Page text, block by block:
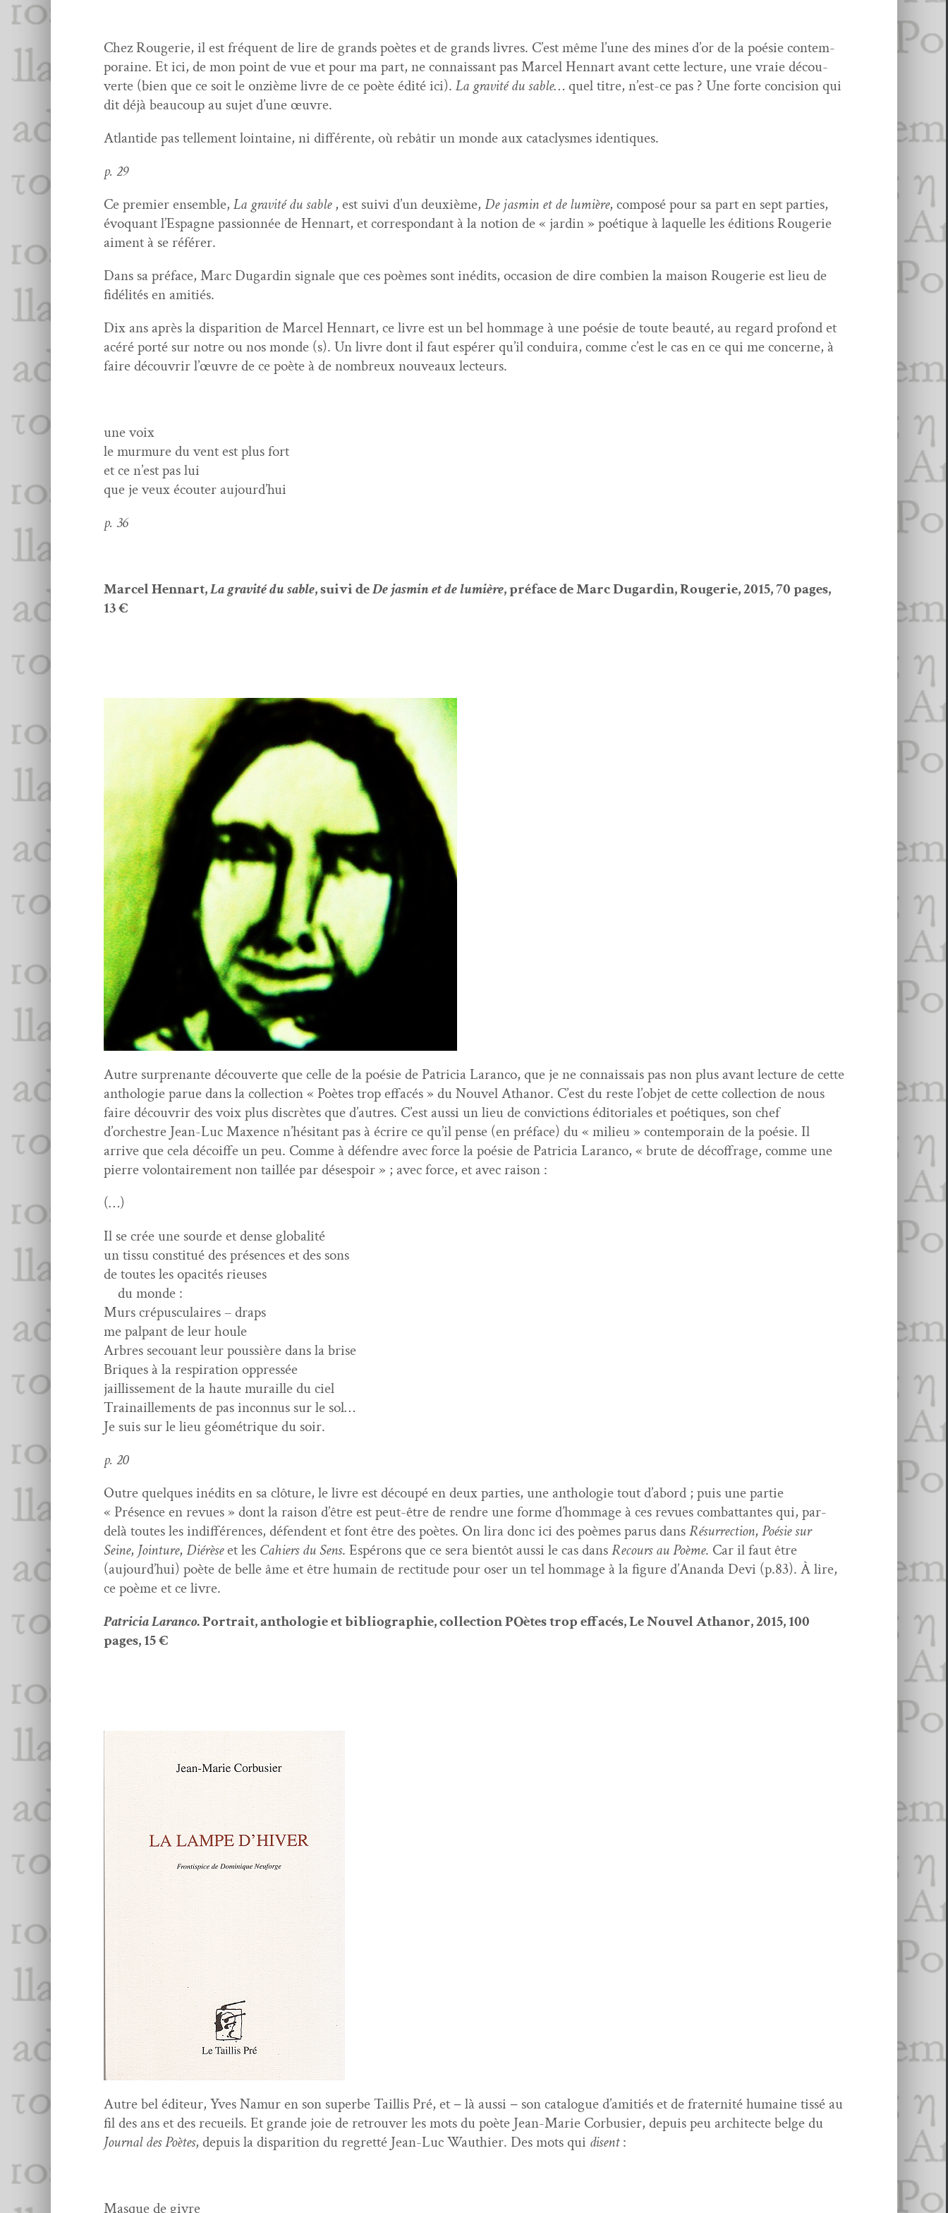
Chez Rougerie, il est fréquent de lire de grands poètes et de grands livres. C’est même l’une des mines d’or de la poésie con­tem­
po­raine. Et ici, de mon point de vue et pour ma part, ne con­nais­sant pas Mar­cel Hen­nart avant cette lec­ture, une vraie décou­
verte (bien que ce soit le onz­ième livre de ce poète édité ici). La grav­ité du sable… quel titre, n’est-ce pas ? Une forte con­ci­sion qui
dit déjà beau­coup au sujet d’une œuvre.
Atlantide pas telle­ment loin­taine, ni dif­férente, où rebâtir un monde aux cat­a­clysmes identiques.
p. 29
Ce pre­mier ensem­ble, La grav­ité du sable, est suivi d’un deux­ième, De jas­min et de lumière, com­posé pour sa part en sept par­ties,
évo­quant l’Espagne pas­sion­née de Hen­nart, et cor­re­spon­dant à la notion de « jardin » poé­tique à laque­lle les édi­tions Rougerie
aiment à se référer.
Dans sa pré­face, Marc Dugardin sig­nale que ces poèmes sont inédits, occa­sion de dire com­bi­en la mai­son Rougerie est lieu de
fidél­ités en amitiés.
Dix ans après la dis­pari­tion de Mar­cel Hen­nart, ce livre est un bel hom­mage à une poésie de toute beauté, au regard pro­fond et
acéré porté sur notre ou nos monde (s). Un livre dont il faut espér­er qu’il con­duira, comme c’est le cas en ce qui me con­cerne, à
faire décou­vrir l’œuvre de ce poète à de nom­breux nou­veaux lecteurs.
une voix
le mur­mure du vent est plus fort
et ce n’est pas lui
que je veux écouter aujourd’hui
p. 36
Mar­cel Hen­nart,La grav­ité du sable, suivi deDe jas­min et de lumière, pré­face de Marc Dugardin, Rougerie, 2015, 70 pages,
13 €
Autre sur­prenante décou­verte que celle de la poésie de Patri­cia Laran­co, que je ne con­nais­sais pas non plus avant lec­ture de cette
antholo­gie parue dans la col­lec­tion « Poètes trop effacés » du Nou­v­el Athanor. C’est du reste l’objet de cette col­lec­tion de nous
faire décou­vrir des voix plus dis­crètes que d’autres. C’est aus­si un lieu de con­vic­tions édi­to­ri­ales et poé­tiques, son chef
d’orchestre Jean-Luc Max­ence n’hésitant pas à écrire ce qu’il pense (en pré­face) du « milieu » con­tem­po­rain de la poésie. Il
arrive que cela décoiffe un peu. Comme à défendre avec force la poésie de Patri­cia Laran­co, « brute de décof­frage, comme une
pierre volon­taire­ment non tail­lée par dés­espoir » ; avec force, et avec raison :
(…)
Il se crée une sourde et dense globalité
un tis­su con­sti­tué des présences et des sons
de toutes les opac­ités rieuses
du monde :
Murs cré­pus­cu­laires – draps
me pal­pant de leur houle
Arbres sec­ouant leur pous­sière dans la brise
Briques à la res­pi­ra­tion oppressée
jail­lisse­ment de la haute muraille du ciel
Trainaille­ments de pas incon­nus sur le sol…
Je suis sur le lieu géométrique du soir.
p. 20
Out­re quelques inédits en sa clô­ture, le livre est découpé en deux par­ties, une antholo­gie tout d’abord ; puis une par­tie
« Présence en revues » dont la rai­son d’être est peut-être de ren­dre une forme d’hommage à ces revues com­bat­tantes qui, par-
delà toutes les indif­férences, défend­ent et font être des poètes. On lira donc ici des poèmes parus dansRésur­rec­tion, Poésie sur
Seine, Join­ture, Diérèseet les Cahiers du Sens. Espérons que ce sera bien­tôt aus­si le cas dansRecours au Poème. Car il faut être
(aujourd’hui) poète de belle âme et être humain de rec­ti­tude pour oser un tel hom­mage à la fig­ure d’Ananda Devi (p.83). À lire,
ce poème et ce livre.
Patri­cia Laran­co. Por­trait, antholo­gie et bib­li­ogra­phie, col­lec­tion POètes trop effacés, Le Nou­v­el Athanor, 2015, 100
pages, 15 €
Autre bel édi­teur, Yves Namur en son superbe Tail­lis Pré, et − là aus­si − son cat­a­logue d’amitiés et de fra­ter­nité humaine tis­sé au
fil des ans et des recueils. Et grande joie de retrou­ver les mots du poète Jean-Marie Cor­busier, depuis peu archi­tecte belge du
Jour­nal des Poètes, depuis la dis­pari­tion du regret­té Jean-Luc Wau­thi­er. Des mots qui dis­ent:
Masque de givre